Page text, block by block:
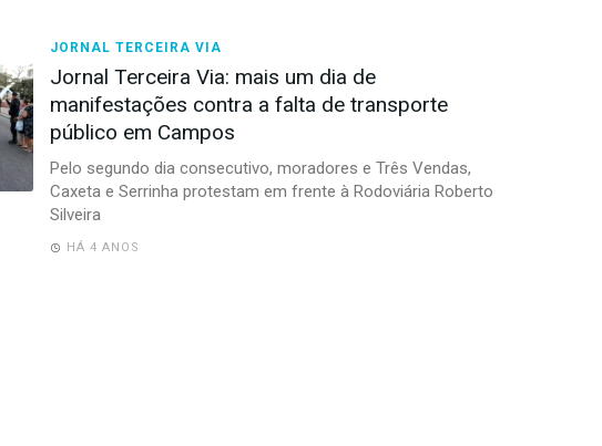
JORNAL TERCEIRA VIA
Jornal Terceira Via: mais um dia de
manifestações contra a falta de transporte
público em Campos
Pelo segundo dia consecutivo, moradores e Três Vendas,
Caxeta e Serrinha protestam em frente à Rodoviária Roberto
Silveira
HÁ 4 ANOS